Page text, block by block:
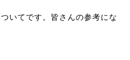
いてです。皆さんの参考にな